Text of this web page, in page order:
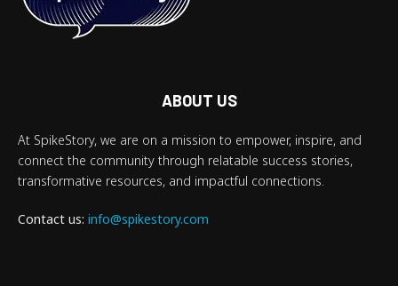
ABOUT US
At SpikeStory, we are on a mission to empower, inspire, and
connect the community through relatable success stories,
transformative resources, and impactful connections.
Contact us: info@spikestory.com